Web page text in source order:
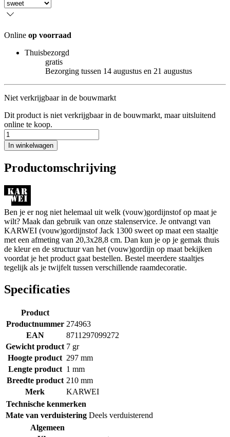
Online op voorraad
Thuisbezorgd
gratis
Bezorging tussen 14 augustus en 21 augustus
Niet verkrijgbaar in de bouwmarkt
Dit product is niet verkrijgbaar in de bouwmarkt, maar uitsluitend
online te koop.
In winkelwagen
Productomschrijving
Ben je er nog niet helemaal uit welk (vouw)gordijnstof op maat je
wilt? Maak dan gebruik van onze stalenservice. Je ontvangt van
KARWEI (vouw)gordijnstof Jack 1300 sweet op maat een staaltje
met een afmeting van 20,3x28,8 cm. Dan kun je op je gemak thuis
de kleur en de structuur van het (vouw)gordijn op maat bekijken
voordat je het product gaat bestellen. Bestel meerdere staaltjes
tegelijk als je twijfelt tussen verschillende raamdecoratie.
Specificaties
Product
Productnummer 274963
EAN
8711297099272
Gewicht product 7 gr
Hoogte product 297 mm
Lengte product 1 mm
Breedte product 210 mm
Merk
KARWEI
Technische kenmerken
Mate van verduistering Deels verduisterend
Algemeen